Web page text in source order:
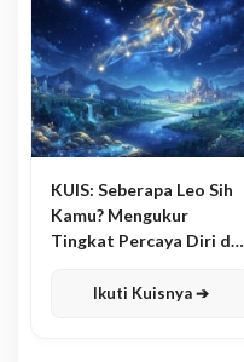
KUIS: Seberapa Leo Sih
Kamu? Mengukur
Tingkat Percaya Diri dan
Ikuti Kuisnya ➔